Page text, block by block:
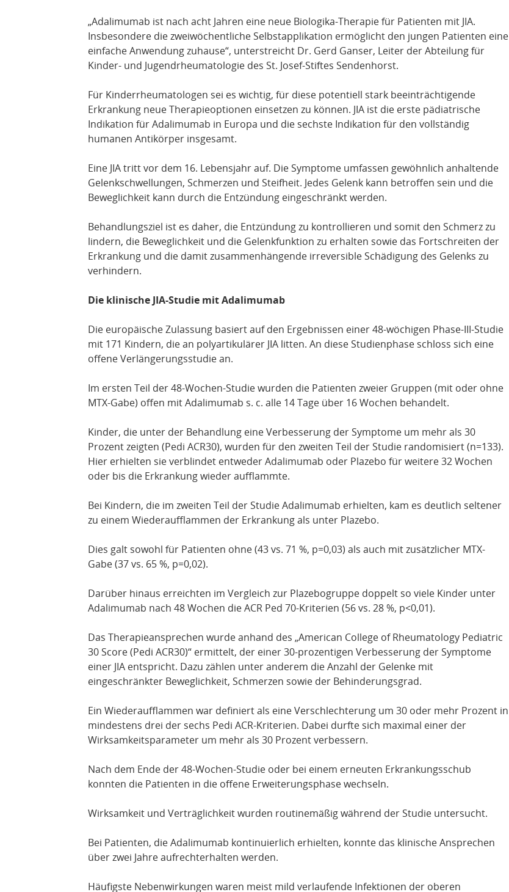
„Adalimumab ist nach acht Jahren eine neue Biologika-Therapie für Patienten mit JIA.
Insbesondere die zweiwöchentliche Selbstapplikation ermöglicht den jungen Patienten eine
einfache Anwendung zuhause“, unterstreicht Dr. Gerd Ganser, Leiter der Abteilung für
Kinder- und Jugendrheumatologie des St. Josef-Stiftes Sendenhorst.
Für Kinderrheumatologen sei es wichtig, für diese potentiell stark beeinträchtigende
Erkrankung neue Therapieoptionen einsetzen zu können. JIA ist die erste pädiatrische
Indikation für Adalimumab in Europa und die sechste Indikation für den vollständig
humanen Antikörper insgesamt.
Eine JIA tritt vor dem 16. Lebensjahr auf. Die Symptome umfassen gewöhnlich anhaltende
Gelenkschwellungen, Schmerzen und Steifheit. Jedes Gelenk kann betroffen sein und die
Beweglichkeit kann durch die Entzündung eingeschränkt werden.
Behandlungsziel ist es daher, die Entzündung zu kontrollieren und somit den Schmerz zu
lindern, die Beweglichkeit und die Gelenkfunktion zu erhalten sowie das Fortschreiten der
Erkrankung und die damit zusammenhängende irreversible Schädigung des Gelenks zu
verhindern.
Die klinische JIA-Studie mit Adalimumab
Die europäische Zulassung basiert auf den Ergebnissen einer 48-wöchigen Phase-III-Studie
mit 171 Kindern, die an polyartikulärer JIA litten. An diese Studienphase schloss sich eine
offene Verlängerungsstudie an.
Im ersten Teil der 48-Wochen-Studie wurden die Patienten zweier Gruppen (mit oder ohne
MTX-Gabe) offen mit Adalimumab s. c. alle 14 Tage über 16 Wochen behandelt.
Kinder, die unter der Behandlung eine Verbesserung der Symptome um mehr als 30
Prozent zeigten (Pedi ACR30), wurden für den zweiten Teil der Studie randomisiert (n=133).
Hier erhielten sie verblindet entweder Adalimumab oder Plazebo für weitere 32 Wochen
oder bis die Erkrankung wieder aufflammte.
Bei Kindern, die im zweiten Teil der Studie Adalimumab erhielten, kam es deutlich seltener
zu einem Wiederaufflammen der Erkrankung als unter Plazebo.
Dies galt sowohl für Patienten ohne (43 vs. 71 %, p=0,03) als auch mit zusätzlicher MTX-
Gabe (37 vs. 65 %, p=0,02).
Darüber hinaus erreichten im Vergleich zur Plazebogruppe doppelt so viele Kinder unter
Adalimumab nach 48 Wochen die ACR Ped 70-Kriterien (56 vs. 28 %, p<0,01).
Das Therapieansprechen wurde anhand des „American College of Rheumatology Pediatric
30 Score (Pedi ACR30)“ ermittelt, der einer 30-prozentigen Verbesserung der Symptome
einer JIA entspricht. Dazu zählen unter anderem die Anzahl der Gelenke mit
eingeschränkter Beweglichkeit, Schmerzen sowie der Behinderungsgrad.
Ein Wiederaufflammen war definiert als eine Verschlechterung um 30 oder mehr Prozent in
mindestens drei der sechs Pedi ACR-Kriterien. Dabei durfte sich maximal einer der
Wirksamkeitsparameter um mehr als 30 Prozent verbessern.
Nach dem Ende der 48-Wochen-Studie oder bei einem erneuten Erkrankungsschub
konnten die Patienten in die offene Erweiterungsphase wechseln.
Wirksamkeit und Verträglichkeit wurden routinemäßig während der Studie untersucht.
Bei Patienten, die Adalimumab kontinuierlich erhielten, konnte das klinische Ansprechen
über zwei Jahre aufrechterhalten werden.
Häufigste Nebenwirkungen waren meist mild verlaufende Infektionen der oberen